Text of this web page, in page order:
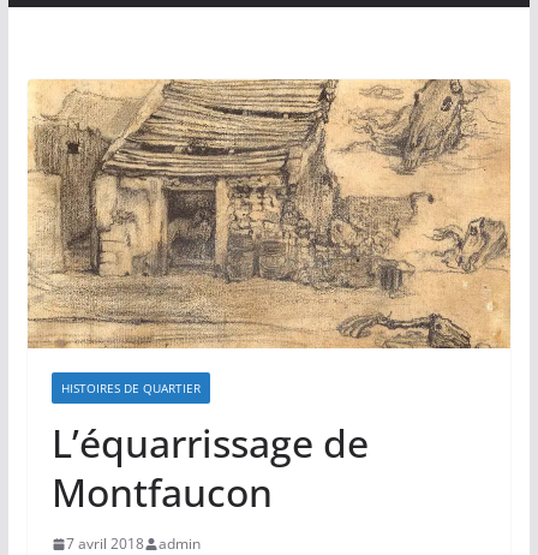
HISTOIRES DE QUARTIER
L’équarrissage de
Montfaucon
7 avril 2018 admin